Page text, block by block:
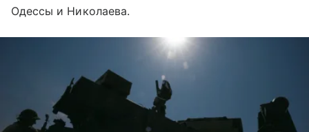
Одессы и Николаева.